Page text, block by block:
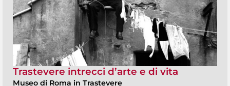
Trastevere intrecci d’arte e di vita
Museo di Roma in Trastevere